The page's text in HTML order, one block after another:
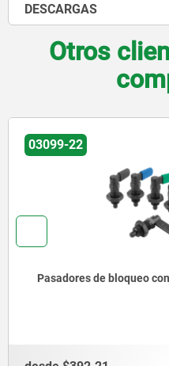
DESCARGAS
Otros
03099-13
Pasadores de